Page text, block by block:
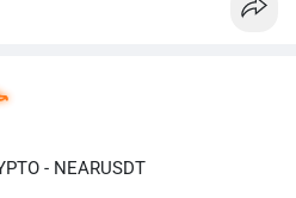
- NEARUSDT